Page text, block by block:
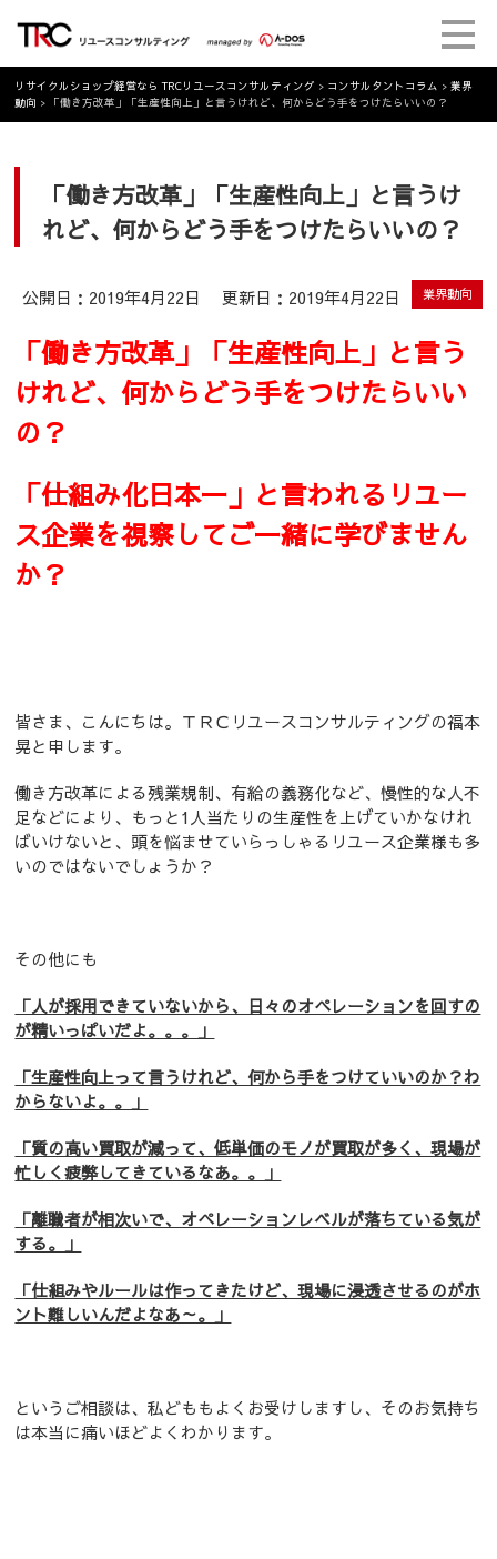
リサイクルショップ経営なら TRCリユースコンサルティング > コンサルタントコラム >業界
動向 > 「働き方改革」「生産性向上」と言うけれど、何からどう手をつけたらいいの？
「働き方改革」「生産性向上」と言うけ
れど、何からどう手をつけたらいいの？
公開日：2019年4月22日 更新日：2019年4月22日 業界動向
「働き方改革」「生産性向上」と言う
けれど、何からどう手をつけたらいい
の？
「仕組み化日本一」と言われるリユー
ス企業を視察してご一緒に学びません
か？
皆さま、こんにちは。ＴＲＣリユースコンサルティングの福本
晃と申します。
働き方改革による残業規制、有給の義務化など、慢性的な人不
足などにより、もっと1 人当たりの生産性を上げていかなけれ
ばいけないと、頭を悩ませていらっしゃるリユース企業様も多
いのではないでしょうか？
その他にも
「人が採用できていないから、日々のオペレーションを回すの
が精いっぱいだよ。。。」
「生産性向上って言うけれど、何から手をつけていいのか？わ
からないよ。。」
「質の高い買取が減って、低単価のモノが買取が多く、現場が
忙しく疲弊してきているなあ。。」
「離職者が相次いで、オペレーションレベルが落ちている気が
する。」
「仕組みやルールは作ってきたけど、現場に浸透させるのがホ
ント難しいんだよなあ～。」
というご相談は、私どももよくお受けしますし、そのお気持ち
は本当に痛いほどよくわかります。